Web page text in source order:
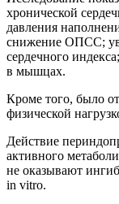
хронической
давления
снижение ОПСС;
сердечного
в мышцах.
Кроме того, было
физической
Действие
активного
не оказывают
in vitro.